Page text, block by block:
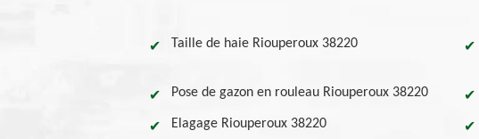
Taille de haie Riouperoux 38220
Pose de gazon en rouleau Riouperoux 38220
Elagage Riouperoux 38220